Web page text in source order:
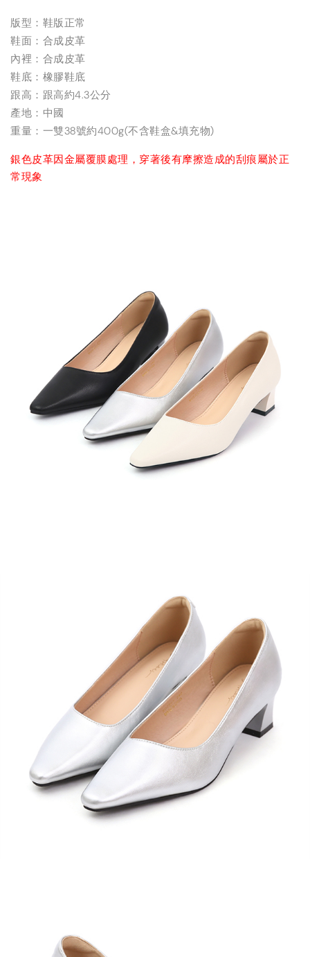
版型：鞋版正常
鞋面：合成皮革
內裡：合成皮革
鞋底：橡膠鞋底
跟高：跟高約4.3公分
產地：中國
重量：一雙38號約400g(不含鞋盒&填充物)
銀色皮革因金屬覆膜處理，穿著後有摩擦造成的刮痕屬於正
常現象